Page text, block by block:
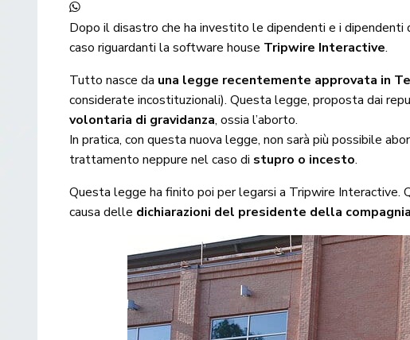
Dopo il disastro che ha investito le dipendenti e i dipendenti
caso riguardanti la software house Tripwire Interactive.
Tutto nasce da una legge recentemente approvata in
considerate incostituzionali). Questa legge, proposta dai
volontaria di gravidanza, ossia l’aborto.
In pratica, con questa nuova legge, non sarà più possibile
trattamento neppure nel caso di stupro o incesto.
Questa legge ha finito poi per legarsi a Tripwire Interactive.
causa delle dichiarazioni del presidente della